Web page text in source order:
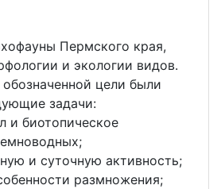
Пермского края,
и экологии видов.
цели были
задачи:
и биотопическое
и суточную активность;
размножения;